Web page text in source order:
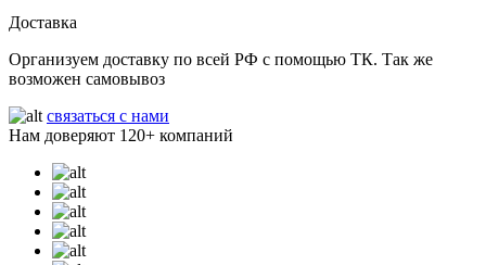
Доставка
Организуем доставку по всей РФ с помощью ТК. Так же
возможен самовывоз
связаться с нами
Нам доверяют 120+ компаний